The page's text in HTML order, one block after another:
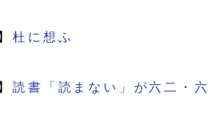
杜に想ふ
読書「読まない」が六二